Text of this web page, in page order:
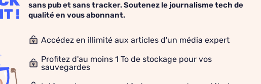
sans pub et sans tracker. Soutenez le journalisme tech de
qualité en vous abonnant.
Accédez en illimité aux articles d'un média expert
Profitez d'au moins 1 To de stockage pour vos
sauvegardes